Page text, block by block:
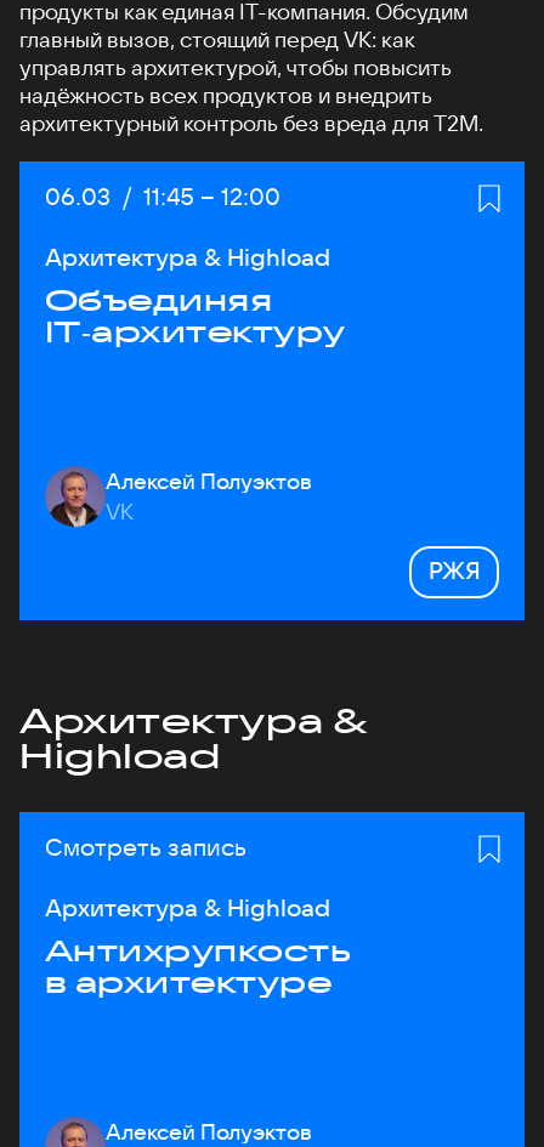
продукты как единая IT-компания. Обсудим
главный вызов, стоящий перед VK: как
управлять архитектурой, чтобы повысить
надёжность всех продуктов и внедрить
архитектурный контроль без вреда для T2M.
Дата:
06.03 / Начало:
11:45 – Конец:
12:00
Архитектура & Highload
Объединяя
IT‑архитектуру
Алексей Полуэктов
VK
РЖЯ
Архитектура &
Highload
Смотреть запись
Архитектура & Highload
Антихрупкость
в архитектуре
Алексей Полуэктов